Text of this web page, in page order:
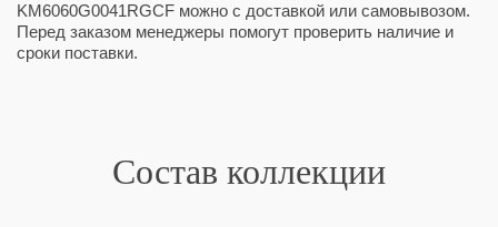
KM6060G0041RGCF можно с доставкой или самовывозом.
Перед заказом менеджеры помогут проверить наличие и
сроки поставки.
Состав коллекции